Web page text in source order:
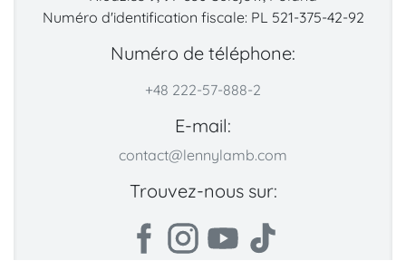
Numéro d'identification fiscale: PL 521-375-42-92
Numéro de téléphone:
+48 222-57-888-2
E-mail:
contact@lennylamb.com
Trouvez-nous sur: